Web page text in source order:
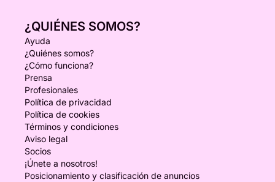
¿QUIÉNES SOMOS?
Ayuda
¿Quiénes somos?
¿Cómo funciona?
Prensa
Profesionales
Política de privacidad
Política de cookies
Términos y condiciones
Aviso legal
Socios
¡Únete a nosotros!
Posicionamiento y clasificación de anuncios